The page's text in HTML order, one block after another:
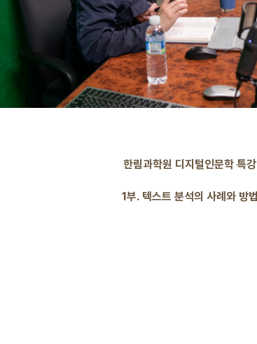
한림과학원 디지털인문학 특강
1부. 텍스트 분석의 사례와 방